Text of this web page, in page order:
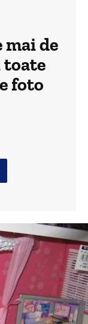
mai de
toate
foto